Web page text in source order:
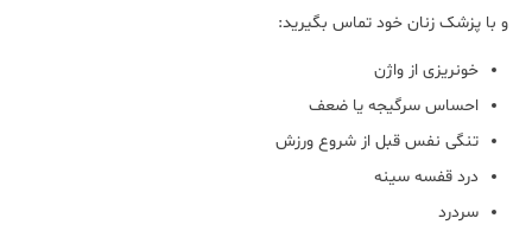
و با پزشک زنان خود تماس بگیرید:
خونریزی از واژن
احساس سرگیجه یا ضعف
تنگی نفس قبل از شروع ورزش
درد قفسه سینه
سردرد